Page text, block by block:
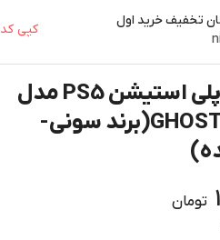
تخفیف خرید اول
کپی کد
دسته بازی پلی استیشن PS5 مدل
GHOST OF YOTEI(برند سونی-
تومان